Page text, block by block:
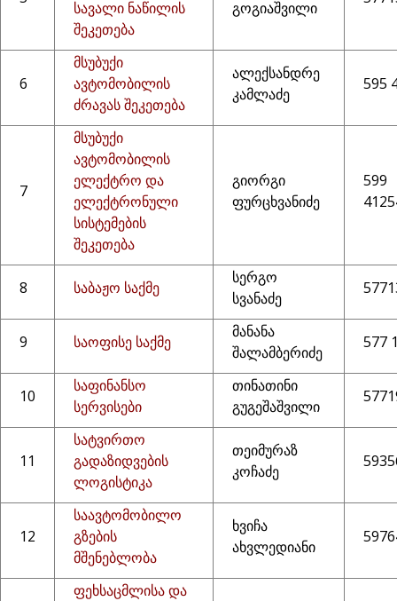
სავალი ნაწილის
შეკეთება
გოგიაშვილი
6
მსუბუქი
ავტომობილის
ძრავას შეკეთება
ალექსანდრე
კამლაძე
595
7
მსუბუქი
ავტომობილის
ელექტრო და
ელექტრონული
სისტემების
შეკეთება
გიორგი
ფურცხვანიძე
599
8 საბაჟო საქმე
სერგო
სვანაძე
9 საოფისე საქმე
მანანა
შალამბერიძე
577
10
საფინანსო
სერვისები
თინათინი
გუგეშაშვილი
11
სატვირთო
გადაზიდვების
ლოგისტიკა
თეიმურაზ
კოჩაძე
12
საავტომობილო
გზების
მშენებლობა
ხვიჩა
ახვლედიანი
ფეხსაცმლისა და